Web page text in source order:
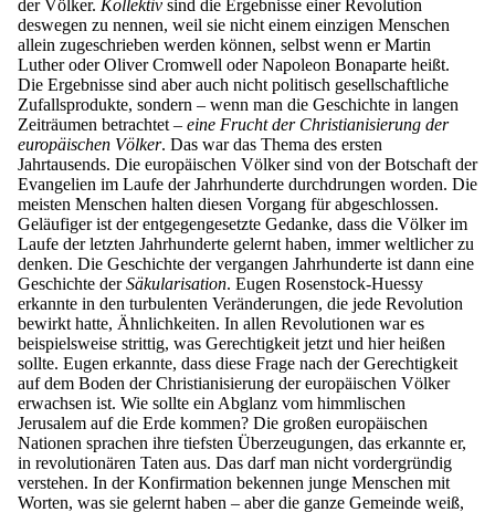
der Völker. Kollektiv sind die Ergebnisse einer Revolution
deswegen zu nennen, weil sie nicht einem einzigen Menschen
allein zugeschrieben werden können, selbst wenn er Martin
Luther oder Oliver Cromwell oder Napoleon Bonaparte heißt.
Die Ergebnisse sind aber auch nicht politisch gesellschaftliche
Zufallsprodukte, sondern – wenn man die Geschichte in langen
Zeiträumen betrachtet – eine Frucht der Christianisierung der
europäischen Völker. Das war das Thema des ersten
Jahrtausends. Die europäischen Völker sind von der Botschaft der
Evangelien im Laufe der Jahrhunderte durchdrungen worden. Die
meisten Menschen halten diesen Vorgang für abgeschlossen.
Geläufiger ist der entgegengesetzte Gedanke, dass die Völker im
Laufe der letzten Jahrhunderte gelernt haben, immer weltlicher zu
denken. Die Geschichte der vergangen Jahrhunderte ist dann eine
Geschichte derSäkularisation. Eugen Rosenstock-Huessy
erkannte in den turbulenten Veränderungen, die jede Revolution
bewirkt hatte, Ähnlichkeiten. In allen Revolutionen war es
beispielsweise strittig, was Gerechtigkeit jetzt und hier heißen
sollte. Eugen erkannte, dass diese Frage nach der Gerechtigkeit
auf dem Boden der Christianisierung der europäischen Völker
erwachsen ist. Wie sollte ein Abglanz vom himmlischen
Jerusalem auf die Erde kommen? Die großen europäischen
Nationen sprachen ihre tiefsten Überzeugungen, das erkannte er,
in revolutionären Taten aus. Das darf man nicht vordergründig
verstehen. In der Konfirmation bekennen junge Menschen mit
Worten, was sie gelernt haben – aber die ganze Gemeinde weiß,